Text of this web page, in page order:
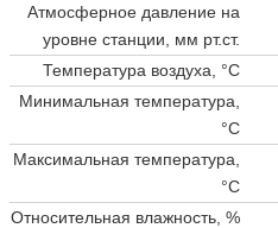
Атмосферное давление на
уровне станции, мм рт.ст.
Температура воздуха, °C
Минимальная температура,
°C
Максимальная температура,
°C
Относительная влажность, %